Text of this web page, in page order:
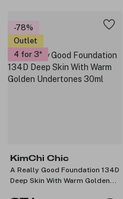
-78%
Outlet
4 for 3
KimChi Chic
A Really Good Foundation 134D
Deep Skin With Warm Golden